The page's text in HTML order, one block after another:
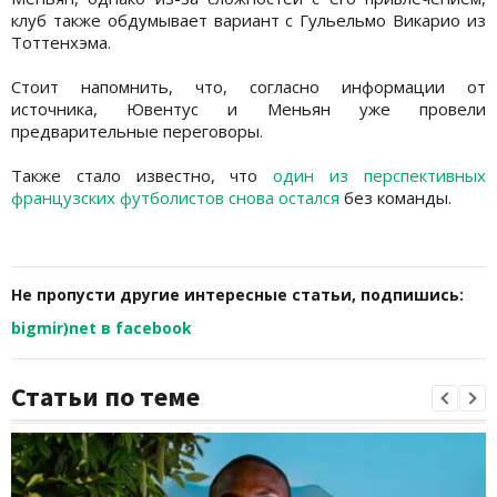
клуб также обдумывает вариант с Гульельмо Викарио из
Тоттенхэма.
Стоит напомнить, что, согласно информации от
источника, Ювентус и Меньян уже провели
предварительные переговоры.
Также стало известно, чтоодин из перспективных
французских футболистов снова остался без команды.
Не пропусти другие интересные статьи, подпишись:
bigmir)net в facebook
Статьи по теме